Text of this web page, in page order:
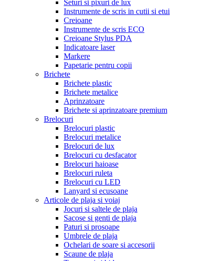
Seturi si pixuri de lux
Instrumente de scris in cutii si etui
Creioane
Instrumente de scris ECO
Creioane Stylus PDA
Indicatoare laser
Markere
Papetarie pentru copii
Brichete
Brichete plastic
Brichete metalice
Aprinzatoare
Brichete si aprinzatoare premium
Brelocuri
Brelocuri plastic
Brelocuri metalice
Brelocuri de lux
Brelocuri cu desfacator
Brelocuri haioase
Brelocuri ruleta
Brelocuri cu LED
Lanyard si ecusoane
Articole de plaja si voiaj
Jocuri si saltele de plaja
Sacose si genti de plaja
Paturi si prosoape
Umbrele de plaja
Ochelari de soare si accesorii
Scaune de plaja